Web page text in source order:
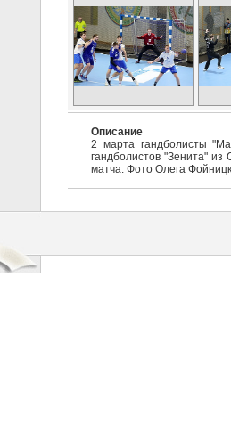
Описание
2 марта гандболисты
гандболистов "Зенита" из
матча. Фото Олега